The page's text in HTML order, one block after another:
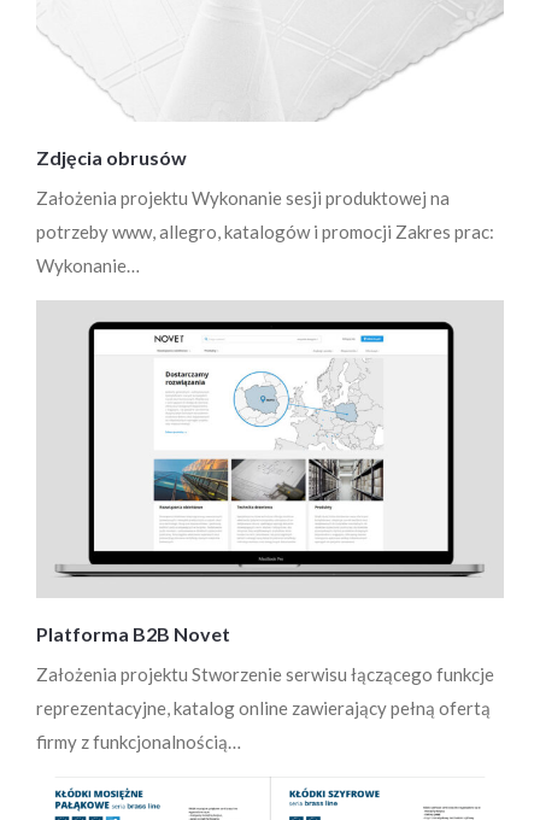
Zdjęcia obrusów
Założenia projektu Wykonanie sesji produktowej na
potrzeby www, allegro, katalogów i promocji Zakres prac:
Wykonanie…
Platforma B2B Novet
Założenia projektu Stworzenie serwisu łączącego funkcje
reprezentacyjne, katalog online zawierający pełną ofertą
firmy z funkcjonalnością…